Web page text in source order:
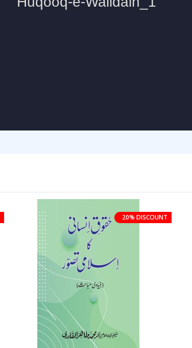
20% DISCOUNT